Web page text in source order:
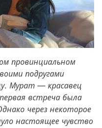
провинциальном
подругами
Мурат — красавец
встреча была
через некоторое
настоящее чувство